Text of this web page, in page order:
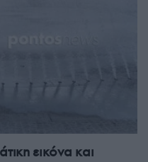
εικόνα και